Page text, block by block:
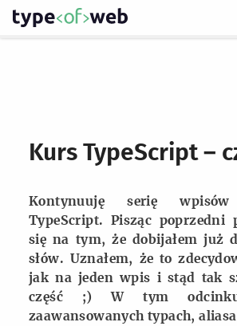
Type of Web
Kurs TypeScript –
Kontynuuję serię
TypeScript. Pisząc poprzedni
się na tym, że dobijałem już
słów. Uznałem, że to
jak na jeden wpis i stąd tak
część ;) W tym
zaawansowanych typach,